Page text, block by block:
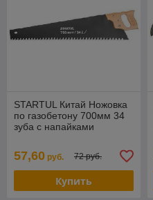
STARTUL Китай Ножовка
по газобетону 700мм 34
зуба с напайками
(ST4084-34)
57,60 руб. 72 руб.
Купить